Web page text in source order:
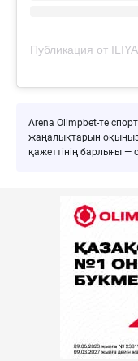
Публикация от
Arena Olimpbet-те
жаңалықтарын
қажеттінің барлығы —